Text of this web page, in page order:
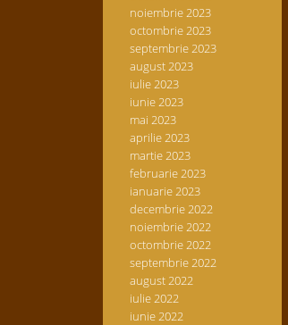
noiembrie 2023
octombrie 2023
septembrie 2023
august 2023
iulie 2023
iunie 2023
mai 2023
aprilie 2023
martie 2023
februarie 2023
ianuarie 2023
decembrie 2022
noiembrie 2022
octombrie 2022
septembrie 2022
august 2022
iulie 2022
iunie 2022